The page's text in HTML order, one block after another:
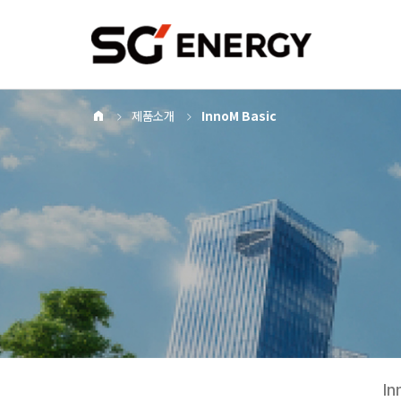
Home 제품소개 InnoM Basic